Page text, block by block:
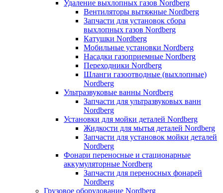
Удаление выхлопных газов Nordberg
Вентиляторы вытяжные Nordberg
Запчасти для установок сбора
выхлопных газов Nordberg
Катушки Nordberg
Мобильные установки Nordberg
Насадки газоприемные Nordberg
Переходники Nordberg
Шланги газоотводные (выхлопные)
Nordberg
Ультразвуковые ванны Nordberg
Запчасти для ультразвуковых ванн
Nordberg
Установки для мойки деталей Nordberg
Жидкости для мытья деталей Nordberg
Запчасти для установок мойки деталей
Nordberg
Фонари переносные и стационарные
аккумуляторные Nordberg
Запчасти для переносных фонарей
Nordberg
Грузовое оборудование Nordberg